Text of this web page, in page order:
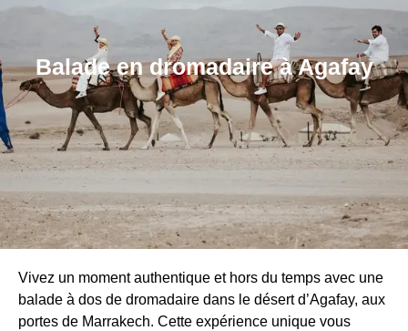
Balade en dromadaire à Agafay
Vivez un moment authentique et hors du temps avec une
balade à dos de dromadaire dans le désert d’Agafay, aux
portes de Marrakech. Cette expérience unique vous